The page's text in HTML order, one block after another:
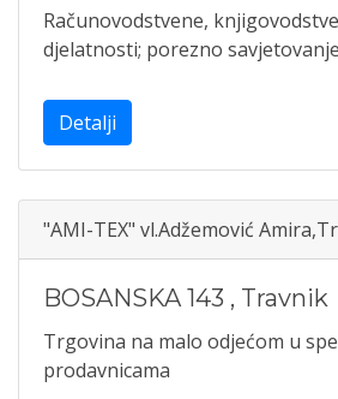
Računovodstvene,
djelatnosti; porezno savjetovanje
Detalji
"AMI-TEX" vl.Adžemović
BOSANSKA 143 , Travnik
Trgovina na malo odjećom u
prodavnicama